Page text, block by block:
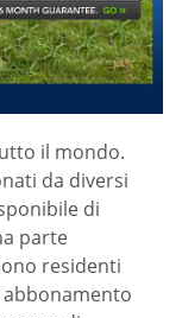
il mondo.
da diversi
di
parte
residenti